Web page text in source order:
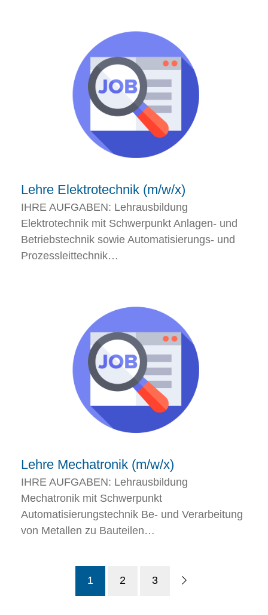
Lehre Elektrotechnik (m/w/x)
IHRE AUFGABEN: Lehrausbildung
Elektrotechnik mit Schwerpunkt Anlagen- und
Betriebstechnik sowie Automatisierungs- und
Prozessleittechnik…
Lehre Mechatronik (m/w/x)
IHRE AUFGABEN: Lehrausbildung
Mechatronik mit Schwerpunkt
Automatisierungstechnik Be- und Verarbeitung
von Metallen zu Bauteilen…
1 2 3